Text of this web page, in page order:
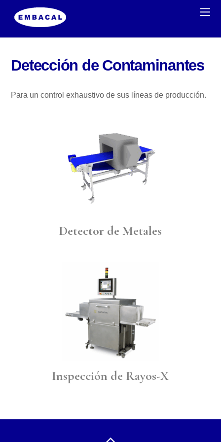
Detección de Contaminantes
Para un control exhaustivo de sus líneas de producción.
Detector de Metales
Inspección de Rayos-X